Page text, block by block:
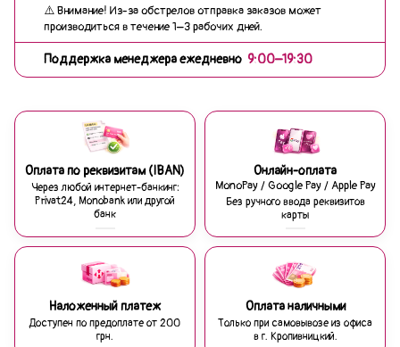
⚠️ Внимание! Из-за обстрелов отправка заказов может
производиться в течение 1–3 рабочих дней.
Поддержка менеджера ежедневно 9:00–19:30
Оплата по реквизитам (IBAN)
Через любой интернет-банкинг:
Privat24, Monobank или другой
банк
Онлайн-оплата
MonoPay / Google Pay / Apple Pay
Без ручного ввода реквизитов
карты
Наложенный платеж
Доступен по предоплате от 200
грн.
Оплата наличными
Только при самовывозе из офиса
в г. Кропивницкий.